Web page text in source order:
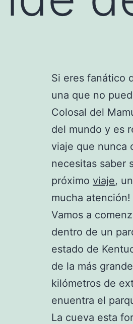
Si eres fanático
una que no
Colosal del
del mundo y es
viaje que nunca
necesitas saber
próximo viaje,
mucha atención!
Vamos a
dentro de un
estado de
de la más
kilómetros de
enuentra el
La cueva esta